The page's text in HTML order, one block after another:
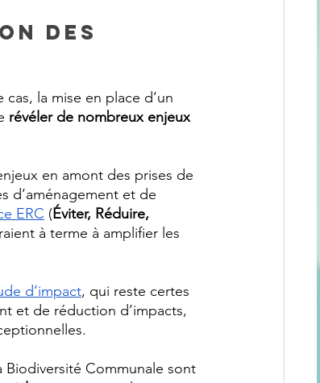
des
la mise en place d’un
révéler de nombreux enjeux
en amont des prises de
d’aménagement et de
ERC (Éviter, Réduire,
à terme à amplifier les
d’impact, qui reste certes
et de réduction d’impacts,
Biodiversité Communale sont